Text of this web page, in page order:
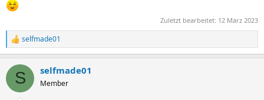
Zuletzt bearbeitet: 12 März 2023
R
e
k
i
selfmade01
S selfmade01
Member